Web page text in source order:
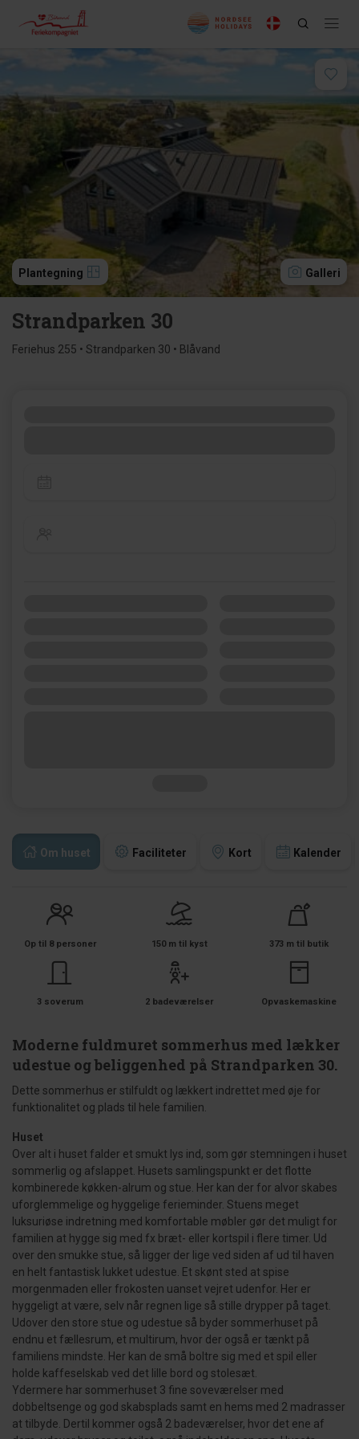
Plantegning Galleri
Strandparken 30
Feriehus 255 • Strandparken 30 • Blåvand
Om huset Faciliteter Kort Kalender
Op til 8 personer 150 m til kyst 373 m til butik
3 soverum 2 badeværelser Opvaskemaskine
Moderne fuldmuret sommerhus med lækker
udestue og beliggenhed på Strandparken 30.
Dette sommerhus er stilfuldt og lækkert indrettet med øje for
funktionalitet og plads til hele familien.
Huset
Over alt i huset falder et smukt lys ind, som gør stemningen i huset
sommerlig og afslappet. Husets samlingspunkt er det flotte
kombinerede køkken-alrum og stue. Her kan der for alvor skabes
uforglemmelige og hyggelige ferieminder. Stuens meget
luksuriøse indretning med komfortable møbler gør det muligt for
familien at hygge sig med fx bræt- eller kortspil i flere timer. Ud
over den smukke stue, så ligger der lige ved siden af ud til haven
en helt fantastisk lukket udestue. Et skønt sted at spise
morgenmaden eller frokosten uanset vejret udenfor. Her er
hyggeligt at være, selv når regnen lige så stille drypper på taget.
Udover den store stue og udestue så byder sommerhuset på
endnu et fællesrum, et multirum, hvor der også er tænkt på
familiens mindste. Her kan de små boltre sig med et spil eller
holde kaffeselskab ved det lille bord og stolesæt.
Ydermere har sommerhuset 3 fine soveværelser med
dobbeltsenge og god skabsplads samt en hems med 2 madrasser
at tilbyde. Dertil kommer også 2 badeværelser, hvor det ene af